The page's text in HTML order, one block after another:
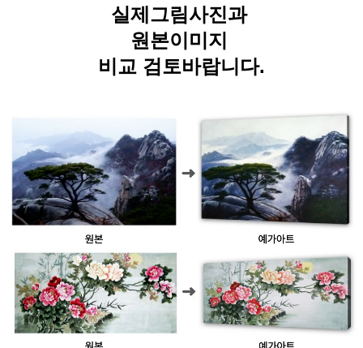
실제그림사진과
원본이미지
비교 검토바랍니다.